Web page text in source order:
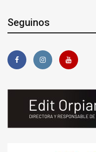
Seguinos